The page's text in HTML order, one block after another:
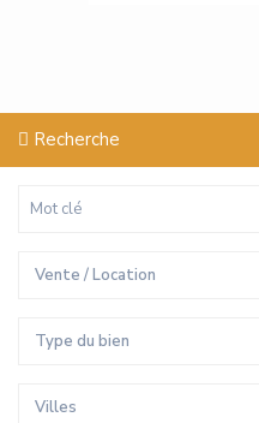
Recherche
Vente / Location
Type du bien
Villes